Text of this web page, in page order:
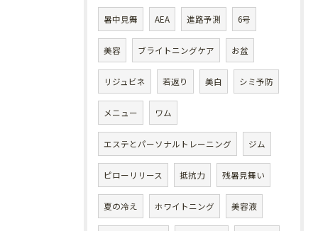
暑中見舞 AEA 進路予測 6号
美容 ブライトニングケア お盆
リジュビネ 若返り 美白 シミ予防
メニュー ワム
エステとパーソナルトレーニング ジム
ピローリリース 抵抗力 残暑見舞い
夏の冷え ホワイトニング 美容液